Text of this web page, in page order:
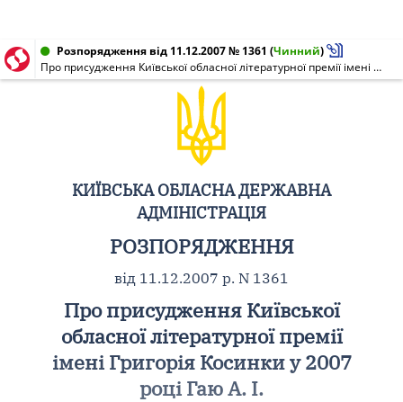
Розпорядження від 11.12.2007 № 1361 (Чинний)
Про присудження Київської обласної літературної премії імені Григорія Косинки у 2007 році Гаю А. І.
КИЇВСЬКА ОБЛАСНА ДЕРЖАВНА
АДМІНІСТРАЦІЯ
РОЗПОРЯДЖЕННЯ
від 11.12.2007 р. N 1361
Про присудження Київської
обласної літературної премії
імені Григорія Косинки у 2007
році Гаю А. І.